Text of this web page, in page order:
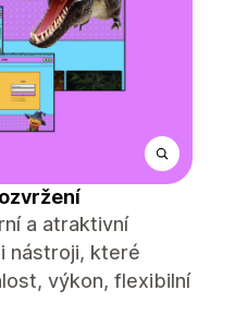
a atraktivní
nástroji, které
výkon, flexibilní